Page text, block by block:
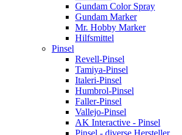
Gundam Color Spray
Gundam Marker
Mr. Hobby Marker
Hilfsmittel
Pinsel
Revell-Pinsel
Tamiya-Pinsel
Italeri-Pinsel
Humbrol-Pinsel
Faller-Pinsel
Vallejo-Pinsel
AK Interactive - Pinsel
Pinsel - diverse Hersteller